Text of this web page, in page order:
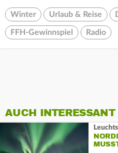
Winter Urlaub & Reise
FFH-Gewinnspiel Radio
AUCH INTERESSANT